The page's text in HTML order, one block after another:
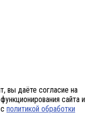
вы даёте согласие на
сайта и
политикой обработки